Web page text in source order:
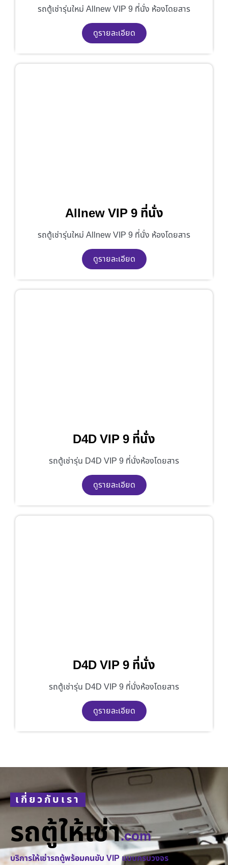
รถตู้เช่ารุ่นใหม่ Allnew VIP 9 ที่นั่ง ห้องโดยสาร
ดูรายละเอียด
Allnew VIP 9 ที่นั่ง
รถตู้เช่ารุ่นใหม่ Allnew VIP 9 ที่นั่ง ห้องโดยสาร
ดูรายละเอียด
D4D VIP 9 ที่นั่ง
รถตู้เช่ารุ่น D4D VIP 9 ที่นั่งห้องโดยสาร
ดูรายละเอียด
D4D VIP 9 ที่นั่ง
รถตู้เช่ารุ่น D4D VIP 9 ที่นั่งห้องโดยสาร
ดูรายละเอียด
เกี่ยวกับเรา
รถตู้ให้เช่า.com
บริการให้เช่ารถตู้พร้อมคนขับ VIP แบบครบวงจร